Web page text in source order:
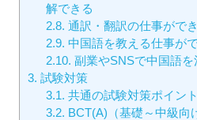
解できる
2.8. 通訳・翻訳の仕事がで
2.9. 中国語を教える仕事が
2.10. 副業やSNSで中国語
3. 試験対策
3.1. 共通の試験対策ポイント
3.2. BCT(A)（基礎～中級向